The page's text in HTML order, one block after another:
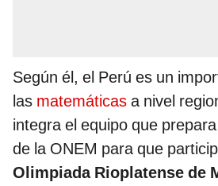
Según él, el Perú es un
las matemáticas a nivel
integra el equipo que
de la ONEM para que
Olimpiada Rioplatense de